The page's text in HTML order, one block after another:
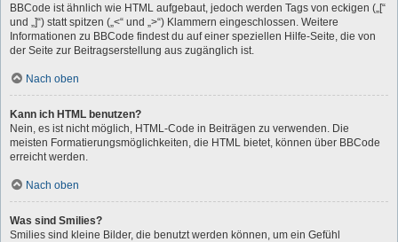
BBCode ist ähnlich wie HTML aufgebaut, jedoch werden Tags von eckigen („[“
und „]“) statt spitzen („<“ und „>“) Klammern eingeschlossen. Weitere
Informationen zu BBCode findest du auf einer speziellen Hilfe-Seite, die von
der Seite zur Beitragserstellung aus zugänglich ist.
Nach oben
Kann ich HTML benutzen?
Nein, es ist nicht möglich, HTML-Code in Beiträgen zu verwenden. Die
meisten Formatierungsmöglichkeiten, die HTML bietet, können über BBCode
erreicht werden.
Nach oben
Was sind Smilies?
Smilies sind kleine Bilder, die benutzt werden können, um ein Gefühl